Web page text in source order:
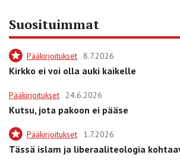
Suosituimmat
Pääkirjoitukset 8.7.2026
Kirkko ei voi olla auki kaikelle
Pääkirjoitukset 24.6.2026
Kutsu, jota pakoon ei pääse
Pääkirjoitukset 1.7.2026
Tässä islam ja liberaaliteologia